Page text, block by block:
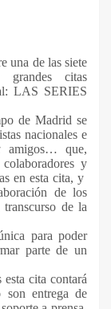
una de las siete
citas
LAS SERIES
de Madrid se
nacionales e
amigos… que,
y
en esta cita, y
de los
de la
para poder
parte de un
cita contará
entrega de